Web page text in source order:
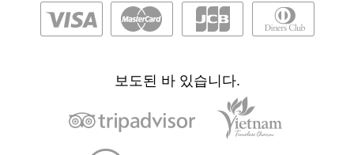
보도된 바 있습니다.